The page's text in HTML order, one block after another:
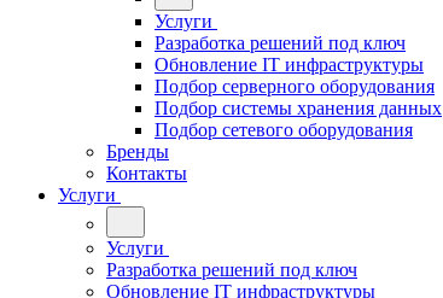
Услуги
Разработка решений под ключ
Обновление IT инфраструктуры
Подбор серверного оборудования
Подбор системы хранения данных
Подбор сетевого оборудования
Бренды
Контакты
Услуги
Услуги
Разработка решений под ключ
Обновление IT инфраструктуры